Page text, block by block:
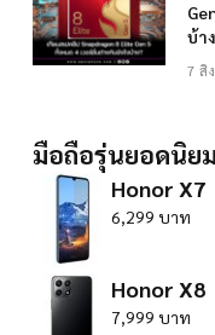
บ้า
7 สิ
มือถือรุ่นยอดนิยม
Honor X7
6,299 บาท
Honor X8
7,999 บาท